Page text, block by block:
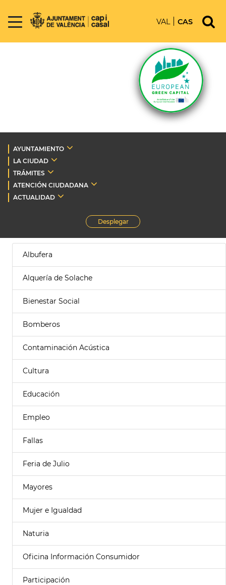
VAL CAS
AYUNTAMIENTO
LA CIUDAD
TRÁMITES
ATENCIÓN CIUDADANA
ACTUALIDAD
Desplegar
Albufera
Alquería de Solache
Bienestar Social
Bomberos
Contaminación Acústica
Cultura
Educación
Empleo
Fallas
Feria de Julio
Mayores
Mujer e Igualdad
Naturia
Oficina Información Consumidor
Participación